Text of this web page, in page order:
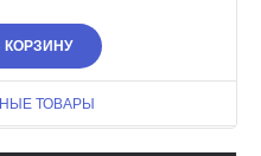
КОРЗИНУ
ТОВАРЫ